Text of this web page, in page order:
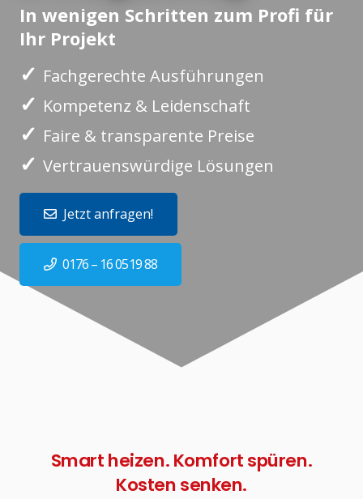
In wenigen Schritten zum Profi für
Ihr Projekt
✓ Fachgerechte Ausführungen
✓ Kompetenz & Leidenschaft
✓ Faire & transparente Preise
✓ Vertrauenswürdige Lösungen
Jetzt anfragen!
0176 – 16 0519 88
Smart heizen. Komfort spüren.
Kosten senken.